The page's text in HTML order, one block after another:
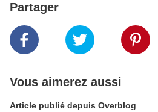
Partager
Vous aimerez aussi
Article publié depuis Overblog